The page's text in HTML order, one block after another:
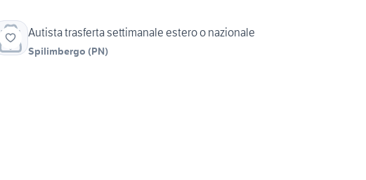
Autista trasferta settimanale estero o nazionale
Spilimbergo (PN)